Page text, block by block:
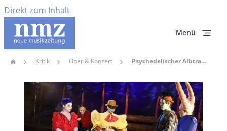
Direkt zum Inhalt
Menü
Home Kritik Oper & Konzert Psychedelischer Albtraum: Ersan Mondtag Inszeniert Webers „Freischütz“ In Kassel
Hauptbild